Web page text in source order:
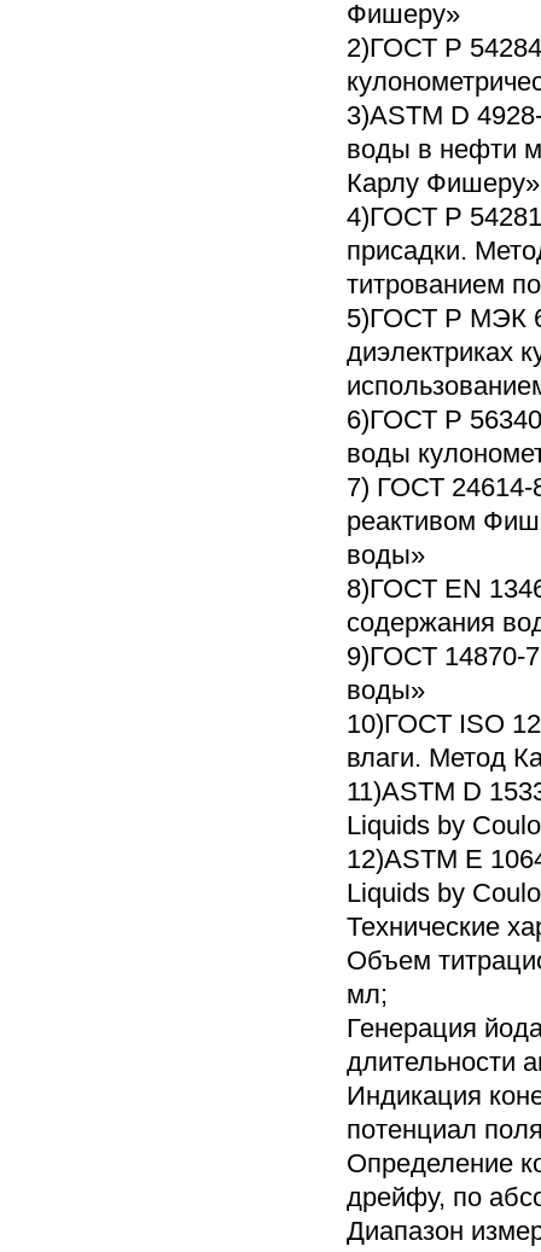
Фишеру»
2)ГОСТ Р
3)ASTM D
воды в нефти
Карлу Фишеру»
4)ГОСТ Р
присадки.
титрованием
5)ГОСТ Р МЭК
диэлектриках
6)ГОСТ Р
воды
7) ГОСТ 24614-
реактивом
воды»
8)ГОСТ EN
содержания
9)ГОСТ 14870-
воды»
10)ГОСТ ISO
влаги. Метод
11)ASTM D
Liquids by
12)ASTM E
Liquids by
Технические
Объем
мл;
Генерация
длительности
Индикация
потенциал
Определение
дрейфу, по
Диапазон